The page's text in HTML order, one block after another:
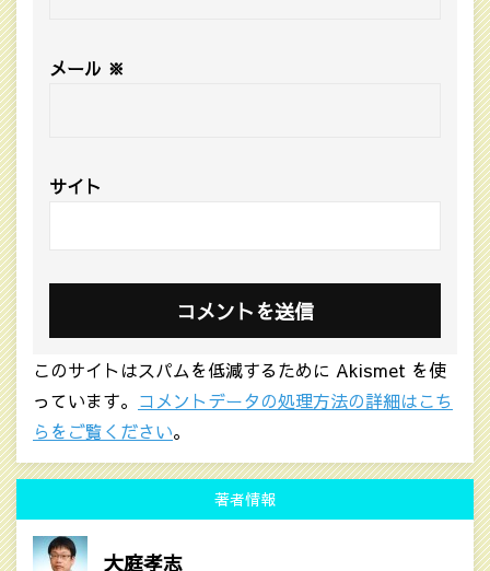
メール ※
サイト
このサイトはスパムを低減するために Akismet を使
っています。 コメントデータの処理方法の詳細はこち
らをご覧ください。
著者情報
大庭孝志